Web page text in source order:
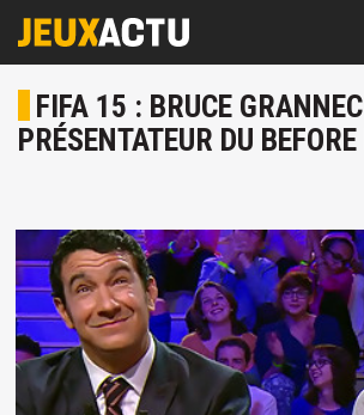
FIFA 15 : BRUCE
PRÉSENTATEUR DU